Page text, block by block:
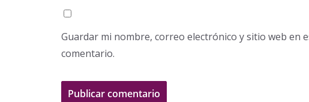
Guardar mi nombre, correo electrónico y sitio web en
comentario.